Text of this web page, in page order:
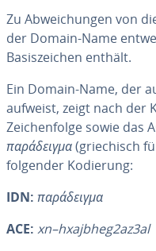
Zu Ab­wei­chun­gen von
der Domain-Name
Ba­sis­zei­chen enthält.
Ein Domain-Name, der
aufweist, zeigt nach der
Zei­chen­fol­ge sowie das
παράδειγμα(grie­chisch
folgender Kodierung:
IDN: παράδειγμα
ACE: xn–hxajbheg2az3al